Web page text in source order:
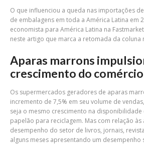
O que influenciou a queda nas importações
de embalagens em toda a América Latina em
economista para América Latina na
neste artigo que marca a retomada da coluna
Aparas marrons
crescimento do comércio
Os supermercados geradores de aparas
incremento de 7,5% em seu volume de
seja o mesmo crescimento na disponibilidade
papelão para reciclagem. Mas com relação às
desempenho do setor de livros, jornais,
alguns meses apresentando um desempenho